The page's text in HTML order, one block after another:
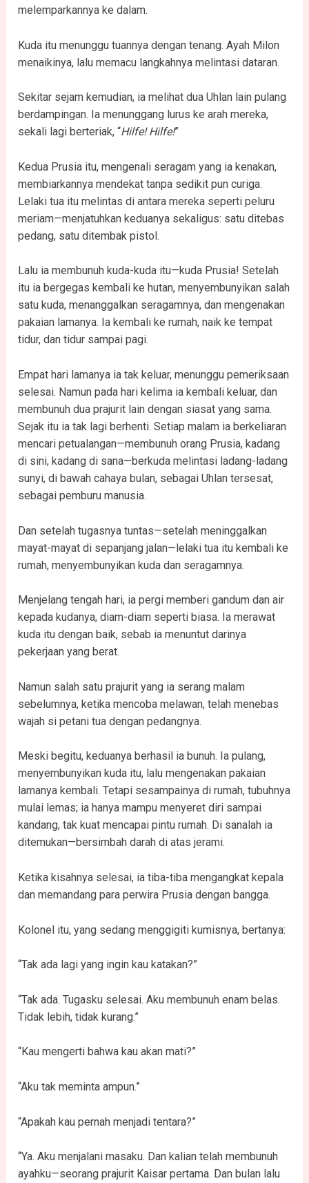
melemparkannya ke dalam.
Kuda itu menunggu tuannya dengan tenang. Ayah Milon
menaikinya, lalu memacu langkahnya melintasi dataran.
Sekitar sejam kemudian, ia melihat dua Uhlan lain pulang
berdampingan. Ia menunggang lurus ke arah mereka,
sekali lagi berteriak, “Hilfe! Hilfe!”
Kedua Prusia itu, mengenali seragam yang ia kenakan,
membiarkannya mendekat tanpa sedikit pun curiga.
Lelaki tua itu melintas di antara mereka seperti peluru
meriam—menjatuhkan keduanya sekaligus: satu ditebas
pedang, satu ditembak pistol.
Lalu ia membunuh kuda-kuda itu—kuda Prusia! Setelah
itu ia bergegas kembali ke hutan, menyembunyikan salah
satu kuda, menanggalkan seragamnya, dan mengenakan
pakaian lamanya. Ia kembali ke rumah, naik ke tempat
tidur, dan tidur sampai pagi.
Empat hari lamanya ia tak keluar, menunggu pemeriksaan
selesai. Namun pada hari kelima ia kembali keluar, dan
membunuh dua prajurit lain dengan siasat yang sama.
Sejak itu ia tak lagi berhenti. Setiap malam ia berkeliaran
mencari petualangan—membunuh orang Prusia, kadang
di sini, kadang di sana—berkuda melintasi ladang-ladang
sunyi, di bawah cahaya bulan, sebagai Uhlan tersesat,
sebagai pemburu manusia.
Dan setelah tugasnya tuntas—setelah meninggalkan
mayat-mayat di sepanjang jalan—lelaki tua itu kembali ke
rumah, menyembunyikan kuda dan seragamnya.
Menjelang tengah hari, ia pergi memberi gandum dan air
kepada kudanya, diam-diam seperti biasa. Ia merawat
kuda itu dengan baik, sebab ia menuntut darinya
pekerjaan yang berat.
Namun salah satu prajurit yang ia serang malam
sebelumnya, ketika mencoba melawan, telah menebas
wajah si petani tua dengan pedangnya.
Meski begitu, keduanya berhasil ia bunuh. Ia pulang,
menyembunyikan kuda itu, lalu mengenakan pakaian
lamanya kembali. Tetapi sesampainya di rumah, tubuhnya
mulai lemas; ia hanya mampu menyeret diri sampai
kandang, tak kuat mencapai pintu rumah. Di sanalah ia
ditemukan—bersimbah darah di atas jerami.
Ketika kisahnya selesai, ia tiba-tiba mengangkat kepala
dan memandang para perwira Prusia dengan bangga.
Kolonel itu, yang sedang menggigiti kumisnya, bertanya:
“Tak ada lagi yang ingin kau katakan?”
“Tak ada. Tugasku selesai. Aku membunuh enam belas.
Tidak lebih, tidak kurang.”
“Kau mengerti bahwa kau akan mati?”
“Aku tak meminta ampun.”
“Apakah kau pernah menjadi tentara?”
“Ya. Aku menjalani masaku. Dan kalian telah membunuh
ayahku—seorang prajurit Kaisar pertama. Dan bulan lalu